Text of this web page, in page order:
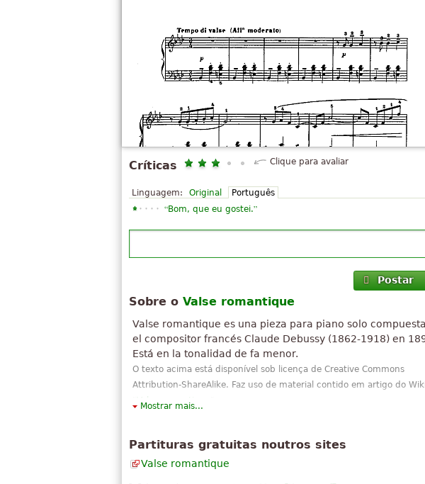
Críticas Clique para avaliar
Linguagem: Original Português
“Bom, que eu gostei.”
Postar
Sobre o Valse romantique
Valse romantique es una pieza para piano solo
el compositor francés Claude Debussy (1862-1918) en
Está en la tonalidad de fa menor.
O texto acima está disponível sob licença de Creative Commons
Attribution-ShareAlike. Faz uso de material contido em artigo do
Valse romantique
Mostrar mais...
Partituras gratuitas noutros sites
Valse romantique